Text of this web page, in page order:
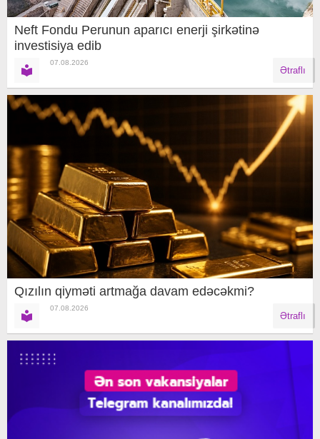
Neft Fondu Perunun aparıcı enerji şirkətinə
investisiya edib
07.08.2026
Ətraflı
Qızılın qiyməti artmağa davam edəcəkmi?
07.08.2026
Ətraflı